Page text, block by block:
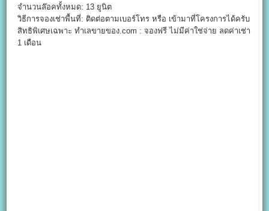
จำนวนล๊อคทั้งหมด: 13 ยูนิต
วิธีการจองเช่าพื้นที่: ติดต่อตามเบอร์โทร หรือ เข้ามาที่โครงการได้ครับ
สิทธิพิเศษเฉพาะ ทำเลขายของ.com : จองฟรี ไม่มีค่าใช่จ่าย ลดค่าเช่า
1 เดือน